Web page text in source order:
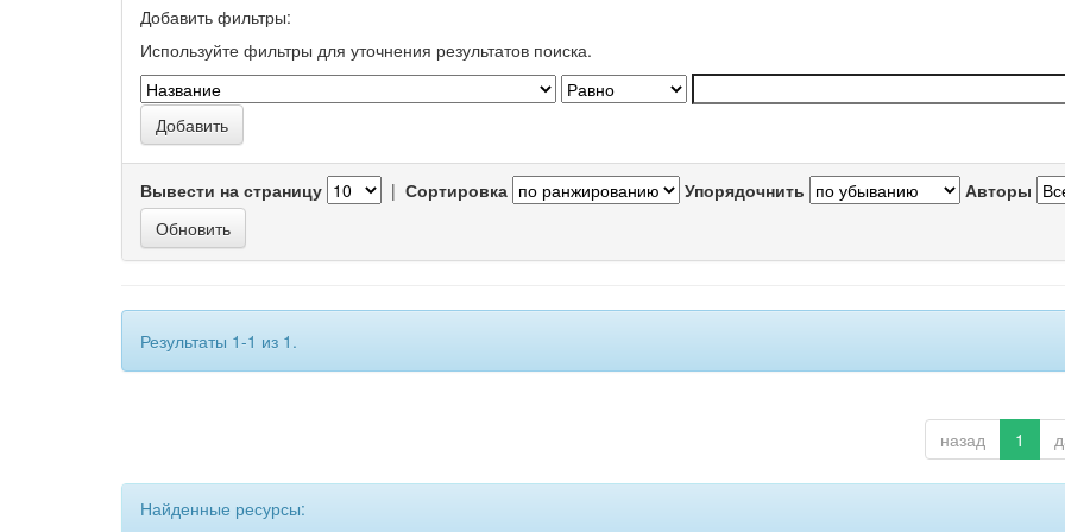
Добавить фильтры:
Используйте фильтры для уточнения результатов поиска.
Вывести на страницу | Сортировка Упорядочнить Авторы
Результаты 1-1 из 1.
назад 1
Найденные ресурсы: